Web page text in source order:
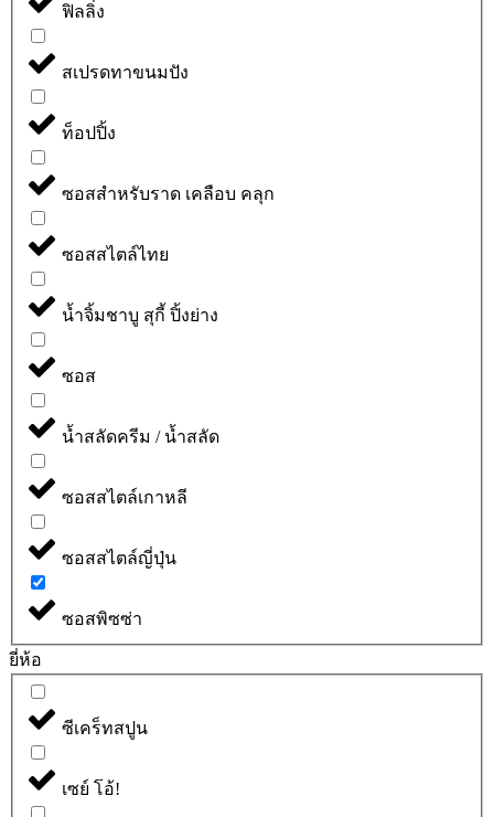
ฟิลลิ่ง
สเปรดทาขนมปัง
ท็อปปิ้ง
ซอสสำหรับราด เคลือบ คลุก
ซอสสไตล์ไทย
น้ำจิ้มชาบู สุกี้ ปิ้งย่าง
ซอส
น้ำสลัดครีม / น้ำสลัด
ซอสสไตล์เกาหลี
ซอสสไตล์ญี่ปุ่น
ซอสพิซซ่า
ยี่ห้อ
ซีเคร็ทสปูน
เซย์ โอ้!